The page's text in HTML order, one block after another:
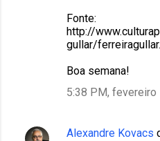
Fonte:
http://
gullar/
Boa semana!
5:38 PM, fevereiro
Alexandre Kovacs